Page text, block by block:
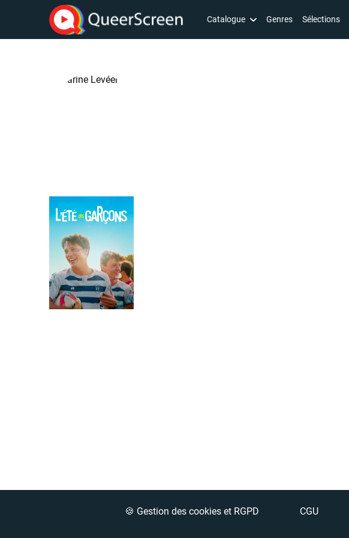
Catalogue Genres Sélections
🍪 Gestion des cookies et RGPD CGU